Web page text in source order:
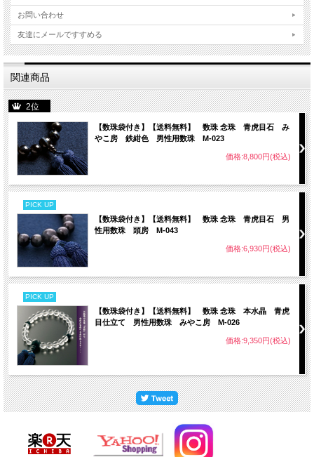
お問い合わせ
友達にメールですすめる
関連商品
2位
【数珠袋付き】【送料無料】 数珠 念珠 青虎目石 み
やこ房 鉄紺色 男性用数珠 M-023
価格:8,800円(税込)
PICK UP
【数珠袋付き】【送料無料】 数珠 念珠 青虎目石 男
性用数珠 頭房 M-043
価格:6,930円(税込)
PICK UP
【数珠袋付き】【送料無料】 数珠 念珠 本水晶 青虎
目仕立て 男性用数珠 みやこ房 M-026
価格:9,350円(税込)